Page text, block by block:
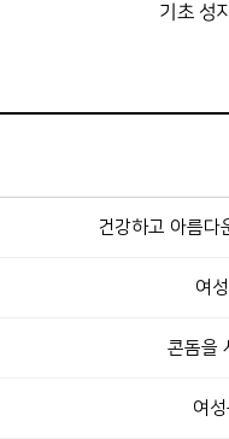
기초 성
건강하고 아름다
여
콘돔을
여